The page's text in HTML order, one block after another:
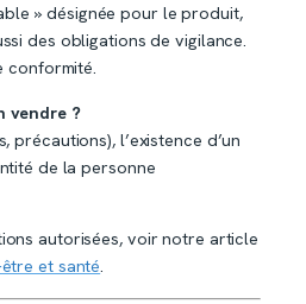
» désignée pour le produit,
des obligations de vigilance.
conformité.
vendre ?
précautions), l’existence d’un
de la personne
autorisées, voir notre article
et santé.